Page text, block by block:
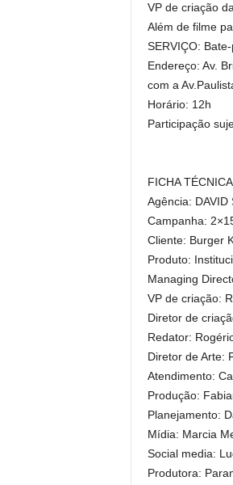
VP de criação
Além de filme
SERVIÇO:
Endereço: Av.
com a
Horário: 12h
Participação
FICHA TÉCNICA
Agência: DAVID
Campanha:
Cliente: Burger
Produto:
Managing
VP de criação:
Diretor de
Redator:
Diretor de Arte:
Atendimento:
Produção:
Planejamento:
Mídia: Marcia
Social media:
Produtora: